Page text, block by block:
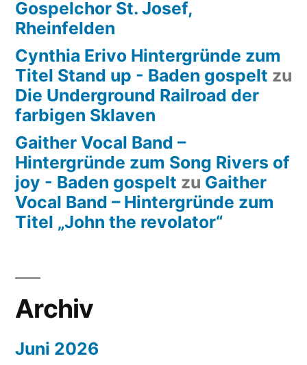
Gospelchor St. Josef,
Rheinfelden
Cynthia Erivo Hintergründe zum
Titel Stand up - Baden gospelt zu
Die Underground Railroad der
farbigen Sklaven
Gaither Vocal Band –
Hintergründe zum Song Rivers of
joy - Baden gospelt zu Gaither
Vocal Band – Hintergründe zum
Titel „John the revolator“
Archiv
Juni 2026